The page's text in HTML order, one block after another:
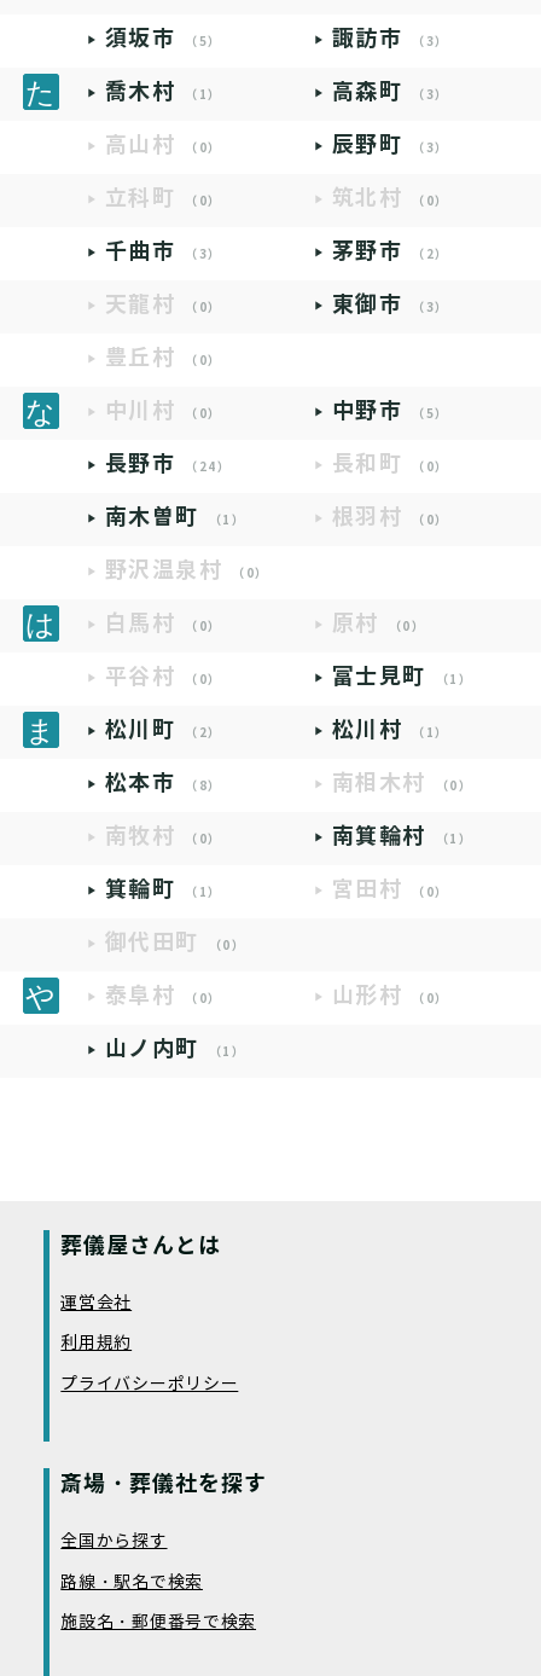
須坂市 （5） 諏訪市 （3）
喬木村 （1） 高森町 （3）
高山村 （0） 辰野町 （3）
立科町 （0） 筑北村 （0）
千曲市 （3） 茅野市 （2）
天龍村 （0） 東御市 （3）
豊丘村 （0）
中川村 （0） 中野市 （5）
長野市 （24） 長和町 （0）
南木曽町 （1） 根羽村 （0）
野沢温泉村 （0）
白馬村 （0） 原村 （0）
平谷村 （0） 富士見町 （1）
松川町 （2） 松川村 （1）
松本市 （8） 南相木村 （0）
南牧村 （0） 南箕輪村 （1）
箕輪町 （1） 宮田村 （0）
御代田町 （0）
泰阜村 （0） 山形村 （0）
山ノ内町 （1）
葬儀屋さんとは
運営会社
利用規約
プライバシーポリシー
斎場・葬儀社を探す
全国から探す
路線・駅名で検索
施設名・郵便番号で検索